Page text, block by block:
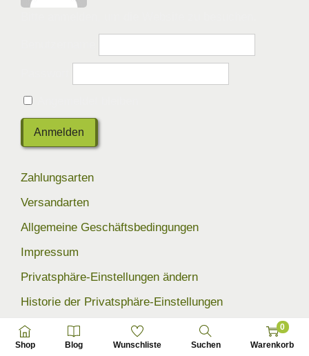
Shop Blog Wunschliste Suchen
0
Warenkorb
Zahlungsarten
Versandarten
Allgemeine Geschäftsbedingungen
Impressum
Privatsphäre-Einstellungen ändern
Historie der Privatsphäre-Einstellungen
Einwilligungen widerrufen
0,5 % unseres Umsatzes werden zur Förderung der